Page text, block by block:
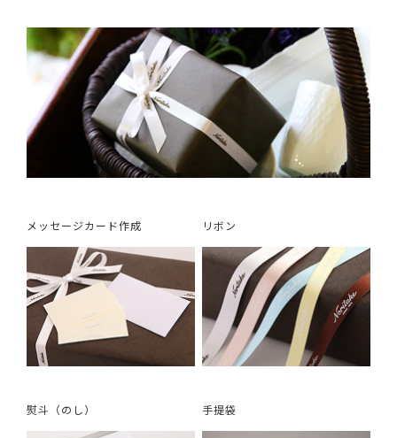
メッセージカード作成 リボン
熨斗（のし） 手提袋